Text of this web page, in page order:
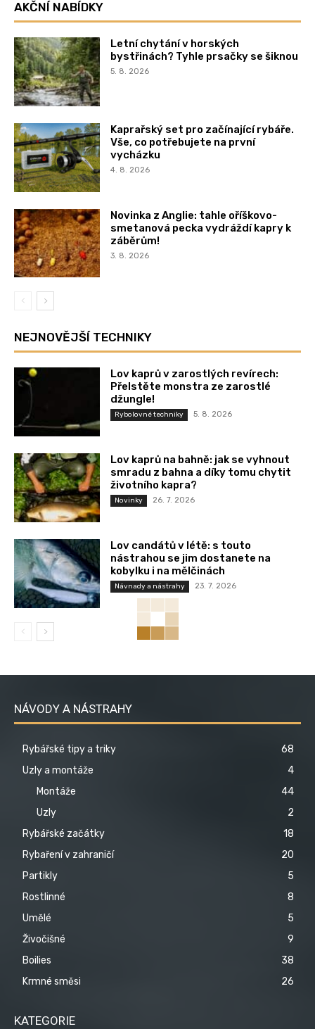
AKČNÍ NABÍDKY
Letní chytání v horských
bystřinách? Tyhle prsačky se šiknou
5. 8. 2026
Kaprařský set pro začínající rybáře.
Vše, co potřebujete na první
vycházku
4. 8. 2026
Novinka z Anglie: tahle oříškovo-
smetanová pecka vydráždí kapry k
záběrům!
3. 8. 2026
NEJNOVĚJŠÍ TECHNIKY
Lov kaprů v zarostlých revírech:
Přelstěte monstra ze zarostlé
džungle!
Rybolovné techniky 5. 8. 2026
Lov kaprů na bahně: jak se vyhnout
smradu z bahna a díky tomu chytit
životního kapra?
Novinky 26. 7. 2026
Lov candátů v létě: s touto
nástrahou se jim dostanete na
kobylku i na mělčinách
Návnady a nástrahy 23. 7. 2026
NÁVODY A NÁSTRAHY
Rybářské tipy a triky
68
Uzly a montáže
4
Montáže
44
Uzly
2
Rybářské začátky
18
Rybaření v zahraničí
20
Partikly
5
Rostlinné
8
Umělé
5
Živočišné
9
Boilies
38
Krmné směsi
26
KATEGORIE